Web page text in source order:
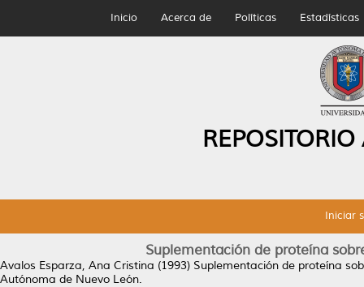
Inicio Acerca de Políticas Estadísticas
Iniciar
Suplementación de proteína
Avalos Esparza, Ana Cristina (1993) Suplementación de proteína
Autónoma de Nuevo León.